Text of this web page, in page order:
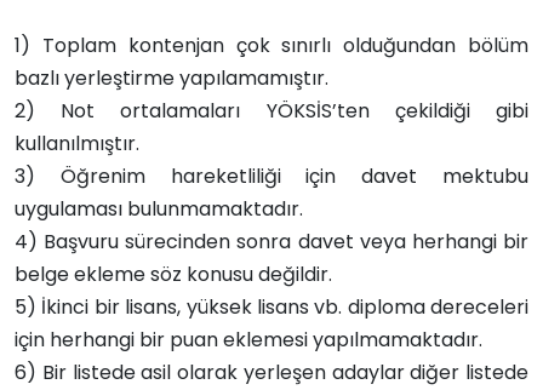
1) Toplam kontenjan çok sınırlı olduğundan bölüm
bazlı yerleştirme yapılamamıştır.
2)
Not ortalamaları YÖKSİS’ten çekildiği gibi
kullanılmıştır.
3)
Öğrenim hareketliliği için davet mektubu
uygulaması bulunmamaktadır.
4) Başvuru sürecinden sonra davet veya herhangi bir
belge ekleme söz konusu değildir.
5) İkinci bir lisans, yüksek lisans vb. diploma dereceleri
için herhangi bir puan eklemesi yapılmamaktadır.
6) Bir listede asil olarak yerleşen adaylar diğer listede